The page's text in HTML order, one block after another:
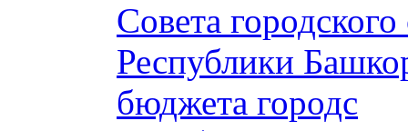
Совета
Республики
бюджета городс